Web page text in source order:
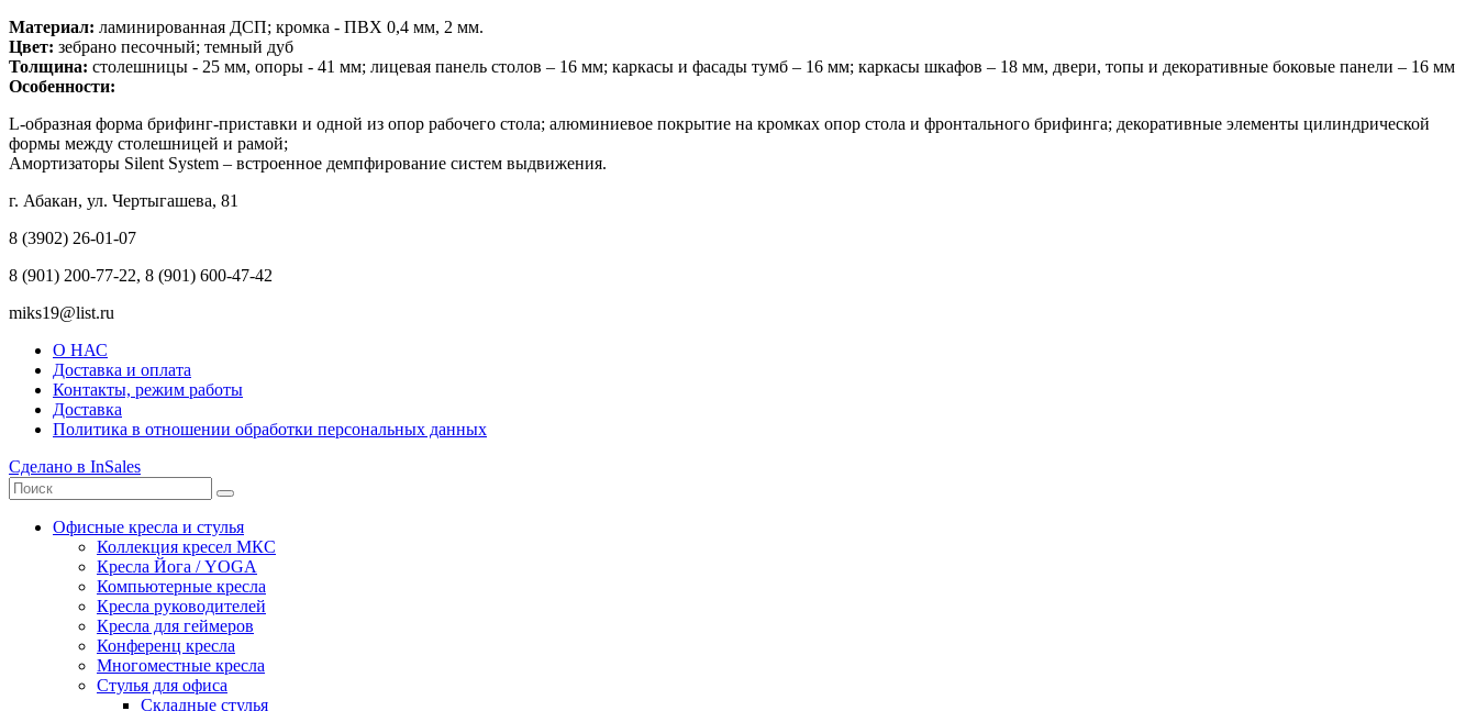
Материал: ламинированная ДСП; кромка - ПВХ 0,4 мм, 2 мм.
Цвет: зебрано песочный; темный дуб
Толщина: столешницы - 25 мм, опоры - 41 мм; лицевая панель столов – 16 мм; каркасы и фасады тумб – 16 мм; каркасы шкафов – 18 мм, двери, топы и декоративные боковые панели – 16 мм
Особенности:
L-образная форма брифинг-приставки и одной из опор рабочего стола; алюминиевое покрытие на кромках опор стола и фронтального брифинга; декоративные элементы цилиндрической
формы между столешницей и рамой;
Амортизаторы Silent System – встроенное демпфирование систем выдвижения.
г. Абакан, ул. Чертыгашева, 81
8 (3902) 26-01-07
8 (901) 200-77-22, 8 (901) 600-47-42
miks19@list.ru
О НАС
Доставка и оплата
Контакты, режим работы
Доставка
Политика в отношении обработки персональных данных
Сделано в InSales
Офисные кресла и стулья
Коллекция кресел МКС
Кресла Йога / YOGA
Компьютерные кресла
Кресла руководителей
Кресла для геймеров
Конференц кресла
Многоместные кресла
Стулья для офиса
Складные стулья